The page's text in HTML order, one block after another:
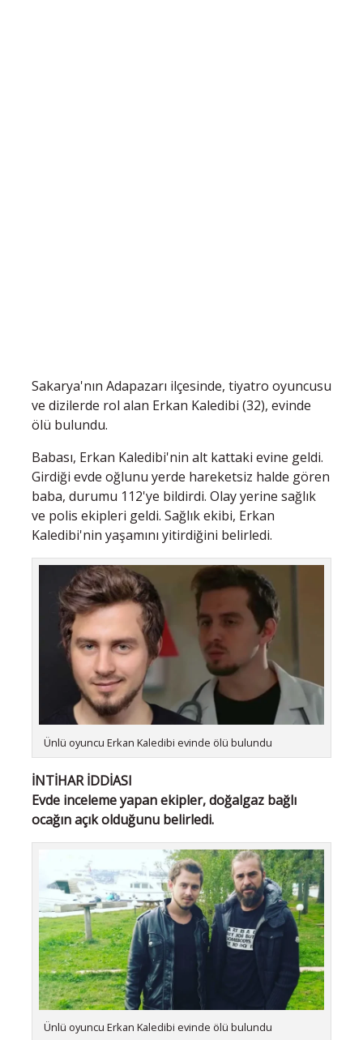
Sakarya'nın Adapazarı ilçesinde, tiyatro oyuncusu
ve dizilerde rol alan Erkan Kaledibi (32), evinde
ölü bulundu.
Babası, Erkan Kaledibi'nin alt kattaki evine geldi.
Girdiği evde oğlunu yerde hareketsiz halde gören
baba, durumu 112'ye bildirdi. Olay yerine sağlık
ve polis ekipleri geldi. Sağlık ekibi, Erkan
Kaledibi'nin yaşamını yitirdiğini belirledi.
Ünlü oyuncu Erkan Kaledibi evinde ölü bulundu
İNTİHAR İDDİASI
Evde inceleme yapan ekipler, doğalgaz bağlı
ocağın açık olduğunu belirledi.
Ünlü oyuncu Erkan Kaledibi evinde ölü bulundu